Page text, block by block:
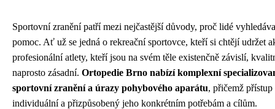
Sportovní zranění patří mezi nejčastější důvody, proč lidé
pomoc. Ať už se jedná o rekreační sportovce, kteří si chtějí udržet
profesionální atlety, kteří jsou na svém těle existenčně závislí,
naprosto zásadní. Ortopedie Brno nabízí komplexní
sportovní zranění a úrazy pohybového aparátu, přičemž
individuální a přizpůsobený jeho konkrétním potřebám a cílům.